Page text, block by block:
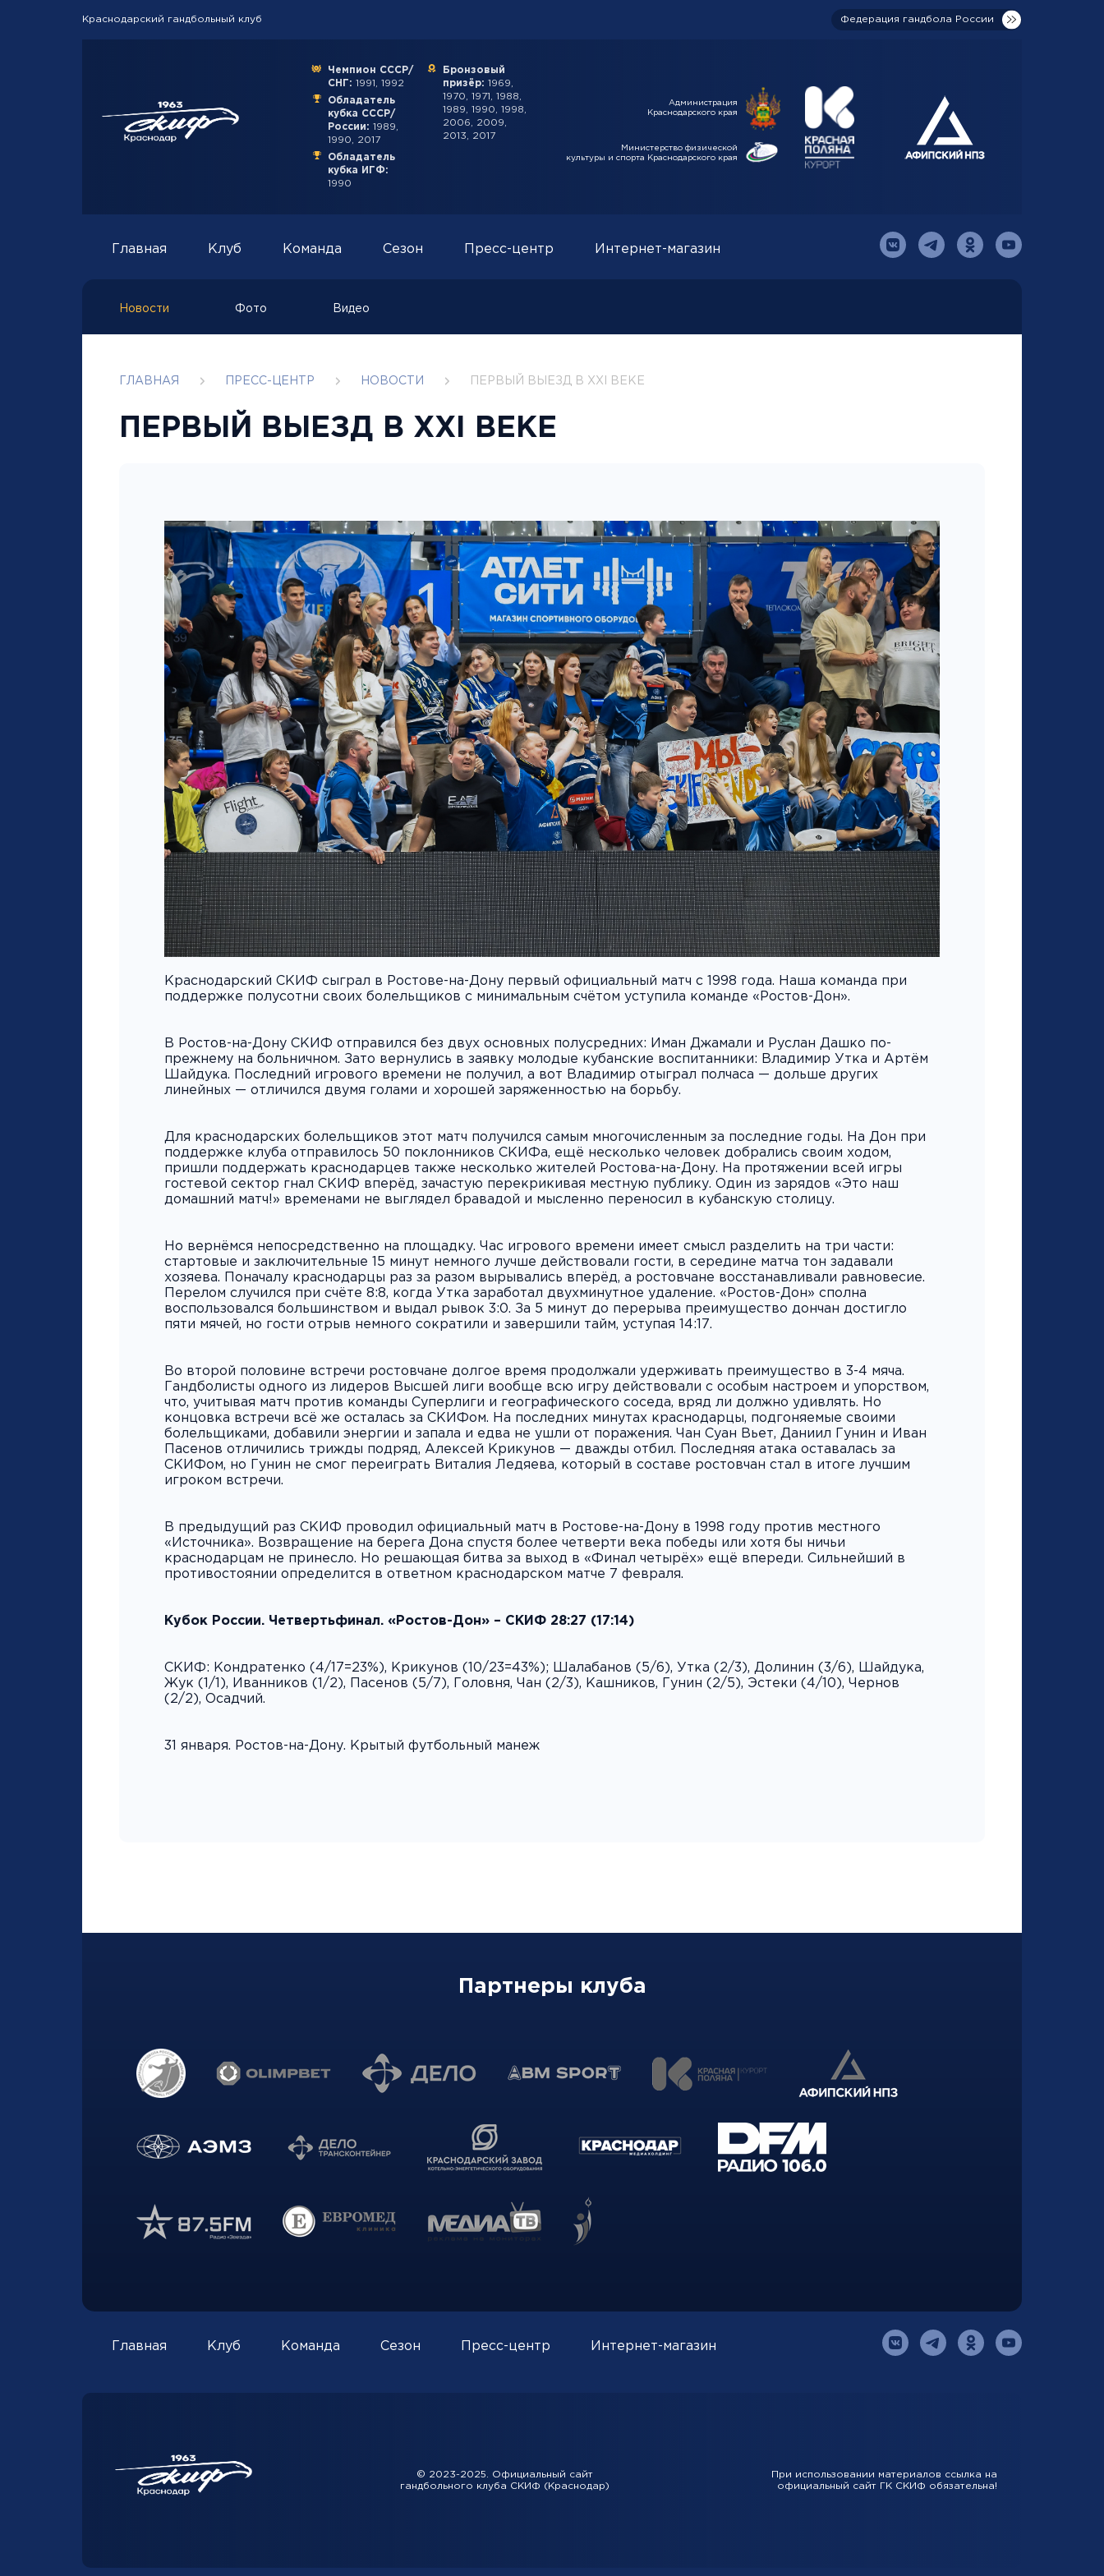
Краснодарский гандбольный клуб Федерация гандбола России
Чемпион СССР/
СНГ: 1991, 1992
Обладатель
кубка СССР/
России: 1989,
1990, 2017
Обладатель
кубка ИГФ:
1990
Бронзовый
призёр: 1969,
1970, 1971, 1988,
1989, 1990, 1998,
2006, 2009,
2013, 2017
Администрация
Краснодарского края
Министерство физической
культуры и спорта Краснодарского края
Главная Клуб Команда Сезон Пресс-центр Интернет-магазин
Новости Фото Видео
ГЛАВНАЯ ПРЕСС-ЦЕНТР НОВОСТИ ПЕРВЫЙ ВЫЕЗД В XXI ВЕКЕ
ПЕРВЫЙ ВЫЕЗД В XXI ВЕКЕ
Краснодарский СКИФ сыграл в Ростове-на-Дону первый официальный матч с 1998 года. Наша команда при
поддержке полусотни своих болельщиков с минимальным счётом уступила команде «Ростов-Дон».
В Ростов-на-Дону СКИФ отправился без двух основных полусредних: Иман Джамали и Руслан Дашко по-
прежнему на больничном. Зато вернулись в заявку молодые кубанские воспитанники: Владимир Утка и Артём
Шайдука. Последний игрового времени не получил, а вот Владимир отыграл полчаса — дольше других
линейных — отличился двумя голами и хорошей заряженностью на борьбу.
Для краснодарских болельщиков этот матч получился самым многочисленным за последние годы. На Дон при
поддержке клуба отправилось 50 поклонников СКИФа, ещё несколько человек добрались своим ходом,
пришли поддержать краснодарцев также несколько жителей Ростова-на-Дону. На протяжении всей игры
гостевой сектор гнал СКИФ вперёд, зачастую перекрикивая местную публику. Один из зарядов «Это наш
домашний матч!» временами не выглядел бравадой и мысленно переносил в кубанскую столицу.
Но вернёмся непосредственно на площадку. Час игрового времени имеет смысл разделить на три части:
стартовые и заключительные 15 минут немного лучше действовали гости, в середине матча тон задавали
хозяева. Поначалу краснодарцы раз за разом вырывались вперёд, а ростовчане восстанавливали равновесие.
Перелом случился при счёте 8:8, когда Утка заработал двухминутное удаление. «Ростов-Дон» сполна
воспользовался большинством и выдал рывок 3:0. За 5 минут до перерыва преимущество дончан достигло
пяти мячей, но гости отрыв немного сократили и завершили тайм, уступая 14:17.
Во второй половине встречи ростовчане долгое время продолжали удерживать преимущество в 3-4 мяча.
Гандболисты одного из лидеров Высшей лиги вообще всю игру действовали с особым настроем и упорством,
что, учитывая матч против команды Суперлиги и географического соседа, вряд ли должно удивлять. Но
концовка встречи всё же осталась за СКИФом. На последних минутах краснодарцы, подгоняемые своими
болельщиками, добавили энергии и запала и едва не ушли от поражения. Чан Суан Вьет, Даниил Гунин и Иван
Пасенов отличились трижды подряд, Алексей Крикунов — дважды отбил. Последняя атака оставалась за
СКИФом, но Гунин не смог переиграть Виталия Ледяева, который в составе ростовчан стал в итоге лучшим
игроком встречи.
В предыдущий раз СКИФ проводил официальный матч в Ростове-на-Дону в 1998 году против местного
«Источника». Возвращение на берега Дона спустя более четверти века победы или хотя бы ничьи
краснодарцам не принесло. Но решающая битва за выход в «Финал четырёх» ещё впереди. Сильнейший в
противостоянии определится в ответном краснодарском матче 7 февраля.
Кубок России. Четвертьфинал. «Ростов-Дон» – СКИФ 28:27 (17:14)
СКИФ: Кондратенко (4/17=23%), Крикунов (10/23=43%); Шалабанов (5/6), Утка (2/3), Долинин (3/6), Шайдука,
Жук (1/1), Иванников (1/2), Пасенов (5/7), Головня, Чан (2/3), Кашников, Гунин (2/5), Эстеки (4/10), Чернов
(2/2), Осадчий.
31 января. Ростов-на-Дону. Крытый футбольный манеж
Партнеры клуба
Главная Клуб Команда Сезон Пресс-центр Интернет-магазин
© 2023-2025. Официальный сайт
гандбольного клуба СКИФ (Краснодар)
При использовании материалов ссылка на
официальный сайт ГК СКИФ обязательна!